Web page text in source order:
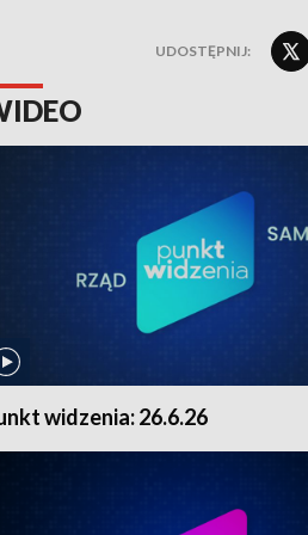
UDOSTĘPNIJ:
widzenia: 26.6.26